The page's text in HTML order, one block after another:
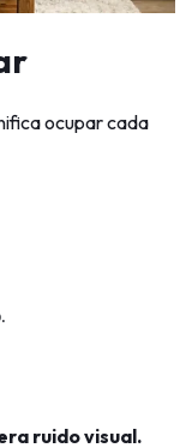
ocupar cada
ruido visual.